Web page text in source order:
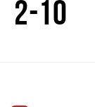
2-10